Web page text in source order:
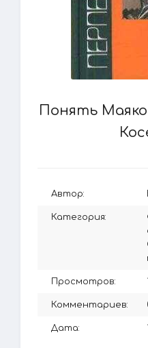
Понять
Автор:
Категория:
Просмотров:
Комментариев:
Дата: